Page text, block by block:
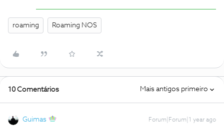
roaming Roaming NOS
10 Comentários Mais antigos primeiro
Guimas Forum|Forum|1 year ago